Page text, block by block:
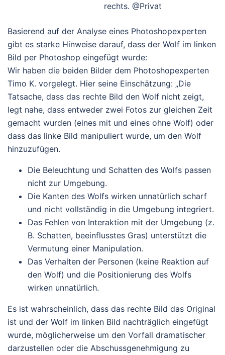
rechts. @Privat
Basierend auf der Analyse eines Photoshopexperten
gibt es starke Hinweise darauf, dass der Wolf im linken
Bild per Photoshop eingefügt wurde:
Wir haben die beiden Bilder dem Photoshopexperten
Timo K. vorgelegt. Hier seine Einschätzung: „Die
Tatsache, dass das rechte Bild den Wolf nicht zeigt,
legt nahe, dass entweder zwei Fotos zur gleichen Zeit
gemacht wurden (eines mit und eines ohne Wolf) oder
dass das linke Bild manipuliert wurde, um den Wolf
hinzuzufügen.
Die Beleuchtung und Schatten des Wolfs passen
nicht zur Umgebung.
Die Kanten des Wolfs wirken unnatürlich scharf
und nicht vollständig in die Umgebung integriert.
Das Fehlen von Interaktion mit der Umgebung (z.
B. Schatten, beeinflusstes Gras) unterstützt die
Vermutung einer Manipulation.
Das Verhalten der Personen (keine Reaktion auf
den Wolf) und die Positionierung des Wolfs
wirken unnatürlich.
Es ist wahrscheinlich, dass das rechte Bild das Original
ist und der Wolf im linken Bild nachträglich eingefügt
wurde, möglicherweise um den Vorfall dramatischer
darzustellen oder die Abschussgenehmigung zu